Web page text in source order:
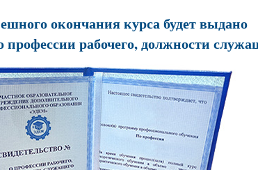
окончания курса будет выдано
профессии рабочего, должности